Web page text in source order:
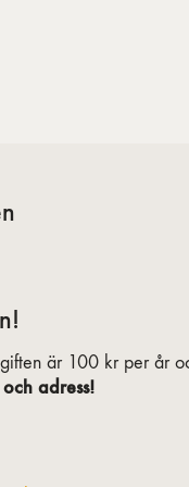
är 100 kr per år
adress!